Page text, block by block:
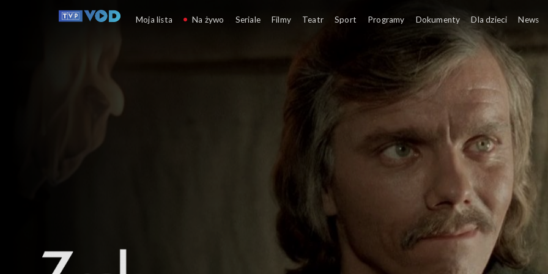
Znak Orła
Moja lista Na żywo Seriale Filmy Teatr Sport Programy Dokumenty Dla dzieci News